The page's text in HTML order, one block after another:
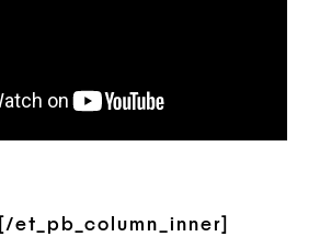
et_pb_column_inner]